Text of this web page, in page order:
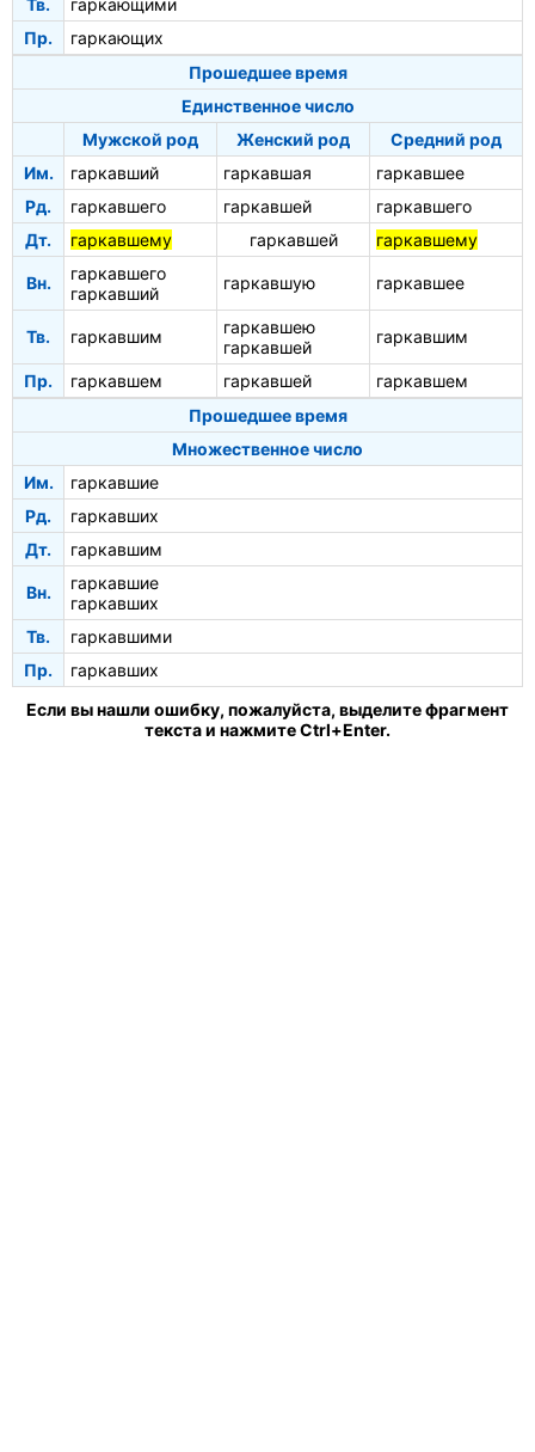
Тв.
гаркающими
Пр.
гаркающих
Прошедшее время
Единственное число
Мужской род
Женский род
Средний род
Им.
гаркавший гаркавшая
гаркавшее
Рд.
гаркавшего гаркавшей
гаркавшего
Дт.
гаркавшему гаркавшей гаркавшему
Вн.
гаркавшего
гаркавший
гаркавшую гаркавшее
Тв. гаркавшим
гаркавшею
гаркавшей
гаркавшим
Пр. гаркавшем гаркавшей
гаркавшем
Прошедшее время
Множественное число
Им.
гаркавшие
Рд.
гаркавших
Дт.
гаркавшим
Вн.
гаркавшие
гаркавших
Тв.
гаркавшими
Пр.
гаркавших
Если вы нашли ошибку, пожалуйста, выделите фрагмент
текста и нажмите Ctrl+Enter.